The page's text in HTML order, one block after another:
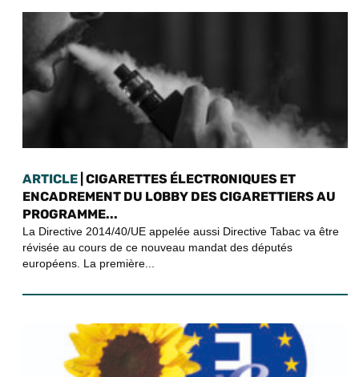
ARTICLE | CIGARETTES ÉLECTRONIQUES ET
ENCADREMENT DU LOBBY DES CIGARETTIERS AU
PROGRAMME...
La Directive 2014/40/UE appelée aussi Directive Tabac va être
révisée au cours de ce nouveau mandat des députés
européens. La première...